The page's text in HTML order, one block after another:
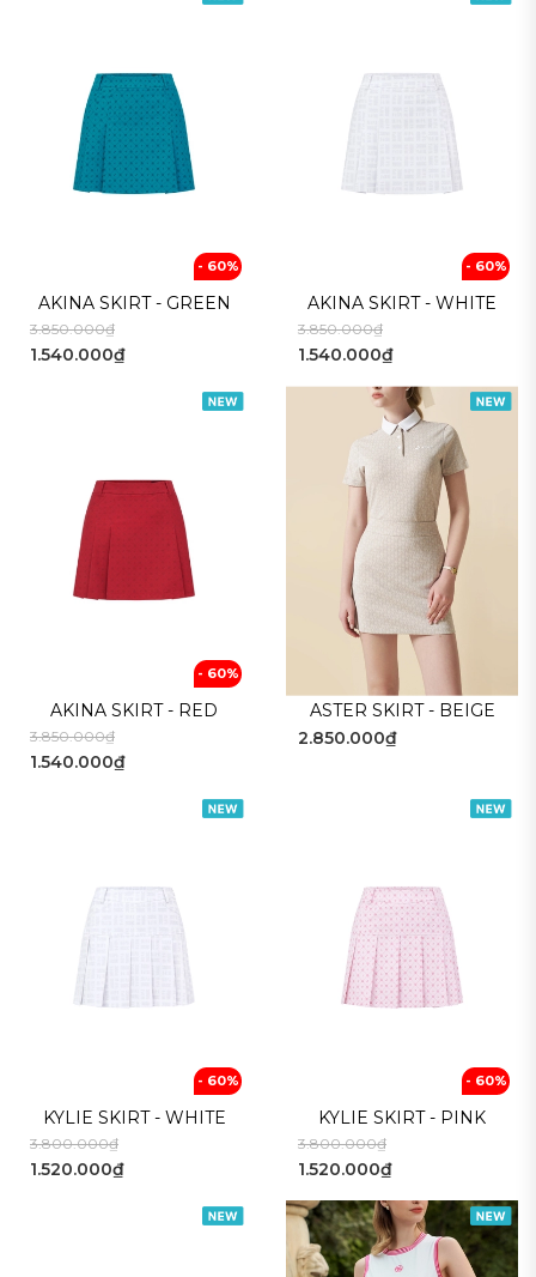
- 60%
AKINA SKIRT - GREEN
3.850.000₫
1.540.000₫
- 60%
AKINA SKIRT - WHITE
3.850.000₫
1.540.000₫
- 60%
AKINA SKIRT - RED
3.850.000₫
1.540.000₫
ASTER SKIRT - BEIGE
2.850.000₫
- 60%
KYLIE SKIRT - WHITE
3.800.000₫
1.520.000₫
- 60%
KYLIE SKIRT - PINK
3.800.000₫
1.520.000₫